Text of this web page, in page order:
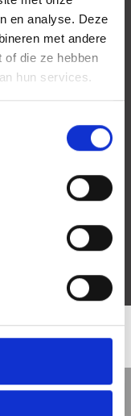
en analyse. Deze
met andere
of die ze hebben
hun services.
Map view
min